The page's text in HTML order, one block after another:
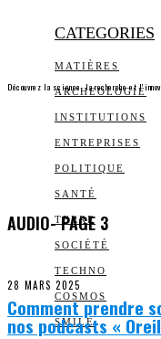
CATEGORIES
MATIÈRES
ARCHEOLOGIE
INSTITUTIONS
ENTREPRISES
POLITIQUE
SANTÉ
TERRE
SOCIÉTÉ
TECHNO
COSMOS
SMILE
Découvrez la science, la recherche et
AUDIO- PAGE 3
28 MARS 2025
Comment prendre
nos podcasts «